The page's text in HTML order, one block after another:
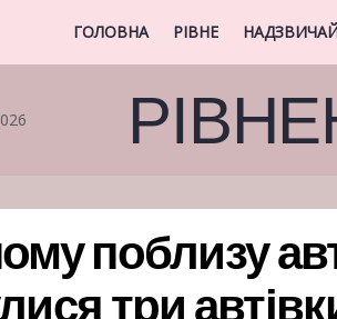
ГОЛОВНА РІВНЕ
поблизу